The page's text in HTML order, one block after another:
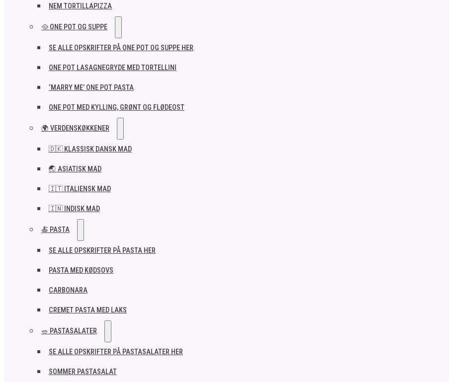
NEM TORTILLAPIZZA
🥘 ONE POT OG SUPPE
SE ALLE OPSKRIFTER PÅ ONE POT OG SUPPE HER
ONE POT LASAGNEGRYDE MED TORTELLINI
‘MARRY ME’ ONE POT PASTA
ONE POT MED KYLLING, GRØNT OG FLØDEOST
🌍 VERDENSKØKKENER
🇩🇰 KLASSISK DANSK MAD
🌏 ASIATISK MAD
🇮🇹 ITALIENSK MAD​
🇮🇳 INDISK MAD​
🍝 PASTA
SE ALLE OPSKRIFTER PÅ PASTA HER
PASTA MED KØDSOVS
CARBONARA
CREMET PASTA MED LAKS
🥗 PASTASALATER
SE ALLE OPSKRIFTER PÅ PASTASALATER HER
SOMMER PASTASALAT